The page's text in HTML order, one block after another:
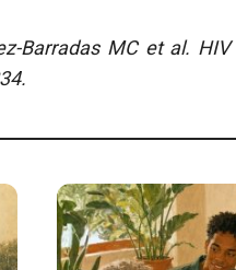
Barradas MC et al.